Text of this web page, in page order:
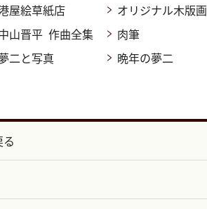
屋絵草紙店 オリジナル木版画
山晋平 作曲全集 肉筆
二と写真 晩年の夢二